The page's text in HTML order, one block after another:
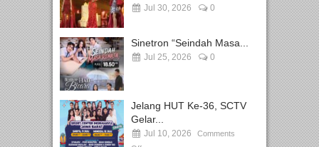
Jul 30, 2026 0
Sinetron “Seindah Masa...
Jul 25, 2026 0
Jelang HUT Ke-36, SCTV
Gelar...
Jul 10, 2026
Comments